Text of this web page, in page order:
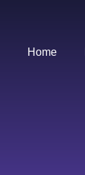
Home